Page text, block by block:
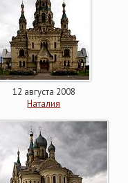
12 августа 2008
Наталия